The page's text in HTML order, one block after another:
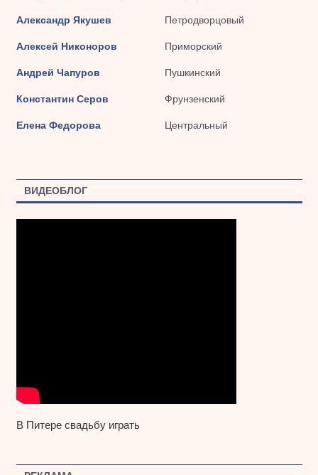
Александр Якушев Петродворцовый
Алексей Никоноров Приморский
Андрей Чапуров Пушкинский
Константин Серов Фрунзенский
Елена Федорова Центральный
ВИДЕОБЛОГ
В Питере свадьбу играть